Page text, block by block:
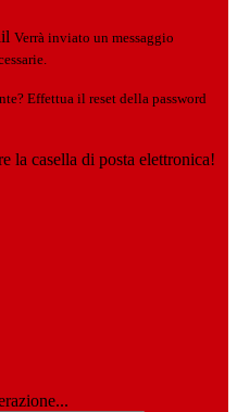
Verrà inviato un messaggio
Effettua il reset della password
la casella di posta elettronica!